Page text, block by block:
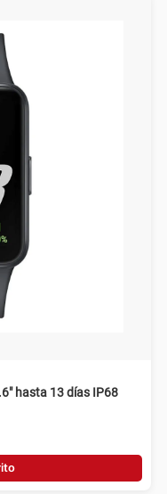
hasta 13 días IP68